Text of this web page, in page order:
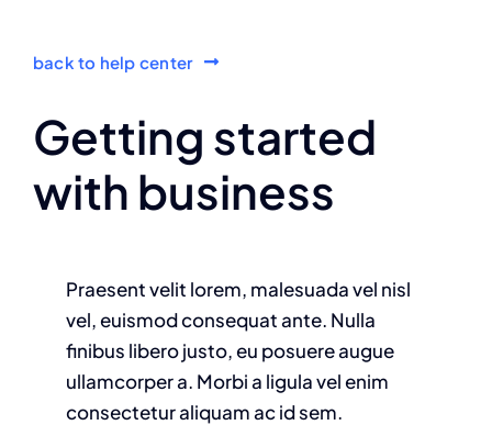
back to help center
Getting started
with business
Praesent velit lorem, malesuada vel nisl
vel, euismod consequat ante. Nulla
finibus libero justo, eu posuere augue
ullamcorper a. Morbi a ligula vel enim
consectetur aliquam ac id sem.